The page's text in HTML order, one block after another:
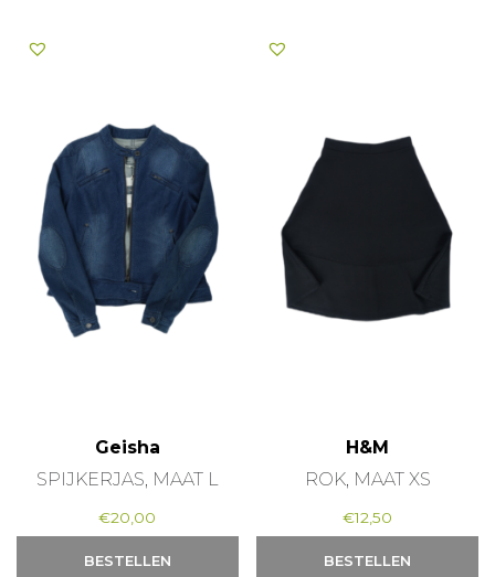
Geisha
SPIJKERJAS, MAAT L
€20,00
BESTELLEN
H&M
ROK, MAAT XS
€12,50
BESTELLEN